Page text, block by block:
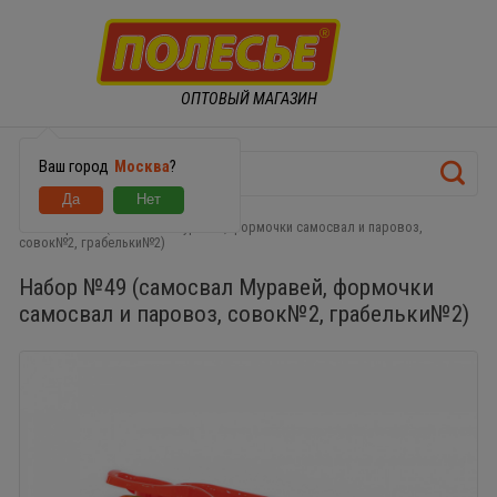
ОПТОВЫЙ МАГАЗИН
Ваш город Москва?
Набор №49 (самосвал Муравей, формочки самосвал и паровоз,
совок№2, грабельки№2)
Набор №49 (самосвал Муравей, формочки
самосвал и паровоз, совок№2, грабельки№2)